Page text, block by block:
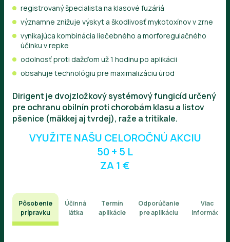
registrovaný špecialista na klasové fuzáriá
významne znižuje výskyt a škodlivosť mykotoxínov v zrne
vynikajúca kombinácia liečebného a morforegulačného
účinku v repke
odolnosť proti dažďom už 1 hodinu po aplikácii
obsahuje technológiu pre maximalizáciu úrod
Dirigent je dvojzložkový systémový fungicíd určený
pre ochranu obilnín proti chorobám klasu a listov
pšenice (mäkkej aj tvrdej), raže a tritikale.
VYUŽITE NAŠU CELOROČNÚ AKCIU
50 + 5 L
ZA 1 €
Pôsobenie
prípravku
Účinná
látka
Termín
aplikácie
Odporúčanie
pre aplikáciu
Viac
informácií